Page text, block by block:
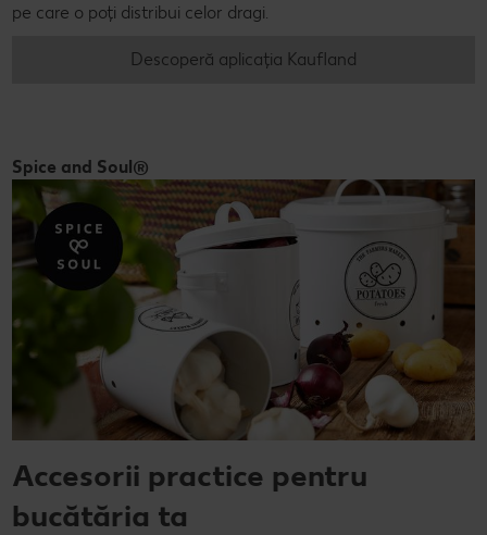
pe care o poți distribui celor dragi.
Descoperă aplicația Kaufland
Spice and Soul®
Accesorii practice pentru
bucătăria ta